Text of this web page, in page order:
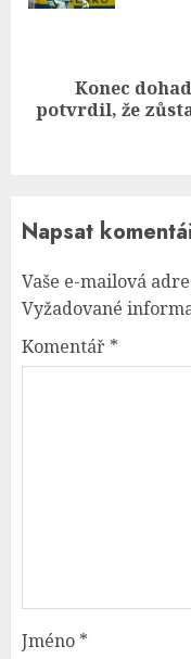
Next
Konec
potvrdil, že
Napsat
Vaše e-mailová
Vyžadované
Komentář *
Jméno *